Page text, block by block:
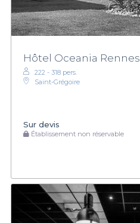
Hôtel Oceania Rennes
222 - 318 pers.
Saint-Grégoire
Sur devis
Établissement non réservable